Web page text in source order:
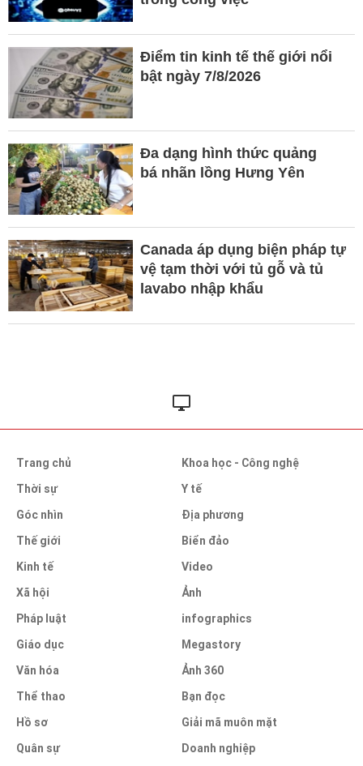
Điểm tin kinh tế thế giới nổi
bật ngày 7/8/2026
Đa dạng hình thức quảng
bá nhãn lồng Hưng Yên
Canada áp dụng biện pháp tự
vệ tạm thời với tủ gỗ và tủ
lavabo nhập khẩu
Trang chủ
Thời sự
Góc nhìn
Thế giới
Kinh tế
Xã hội
Pháp luật
Giáo dục
Văn hóa
Thể thao
Hồ sơ
Quân sự
Khoa học - Công nghệ
Y tế
Địa phương
Biển đảo
Video
Ảnh
infographics
Megastory
Ảnh 360
Bạn đọc
Giải mã muôn mặt
Doanh nghiệp